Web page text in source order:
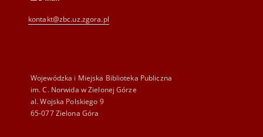
kontakt@zbc.uz.zgora.pl
Wojewódzka i Miejska Biblioteka Publiczna
im. C. Norwida w Zielonej Górze
al. Wojska Polskiego 9
65-077 Zielona Góra